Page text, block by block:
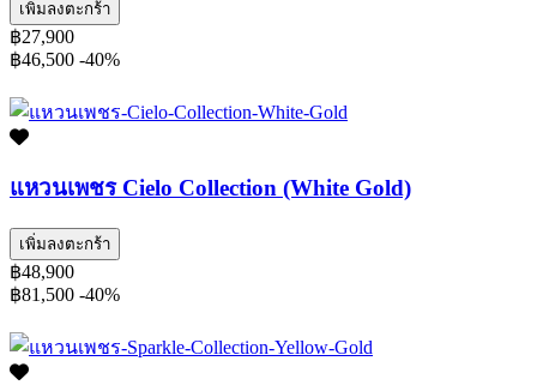
เพิ่มลงตะกร้า
฿27,900
฿46,500 -40%
แหวนเพชร Cielo Collection (White Gold)
เพิ่มลงตะกร้า
฿48,900
฿81,500 -40%